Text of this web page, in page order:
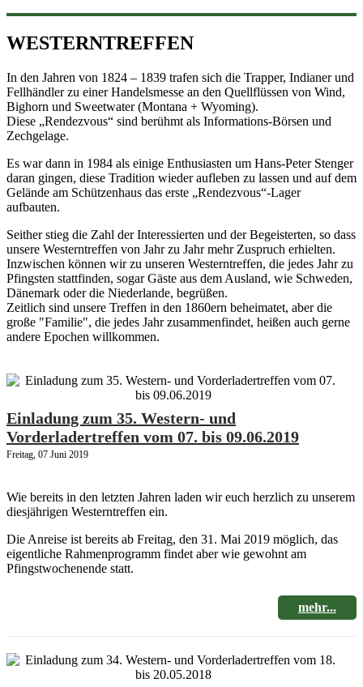
WESTERNTREFFEN
In den Jahren von 1824 – 1839 trafen sich die Trapper, Indianer und
Fellhändler zu einer Handelsmesse an den Quellflüssen von Wind,
Bighorn und Sweetwater (Montana + Wyoming).
Diese „Rendezvous“ sind berühmt als Informations-Börsen und
Zechgelage.
Es war dann in 1984 als einige Enthusiasten um Hans-Peter Stenger
daran gingen, diese Tradition wieder aufleben zu lassen und auf dem
Gelände am Schützenhaus das erste „Rendezvous“-Lager
aufbauten.
Seither stieg die Zahl der Interessierten und der Begeisterten, so dass
unsere Westerntreffen von Jahr zu Jahr mehr Zuspruch erhielten.
Inzwischen können wir zu unseren Westerntreffen, die jedes Jahr zu
Pfingsten stattfinden, sogar Gäste aus dem Ausland, wie Schweden,
Dänemark oder die Niederlande, begrüßen.
Zeitlich sind unsere Treffen in den 1860ern beheimatet, aber die
große "Familie", die jedes Jahr zusammenfindet, heißen auch gerne
andere Epochen willkommen.
Einladung zum 35. Western- und
Vorderladertreffen vom 07. bis 09.06.2019
Freitag, 07 Juni 2019
Wie bereits in den letzten Jahren laden wir euch herzlich zu unserem
diesjährigen Westerntreffen ein.
Die Anreise ist bereits ab Freitag, den 31. Mai 2019 möglich, das
eigentliche Rahmenprogramm findet aber wie gewohnt am
Pfingstwochenende statt.
mehr...